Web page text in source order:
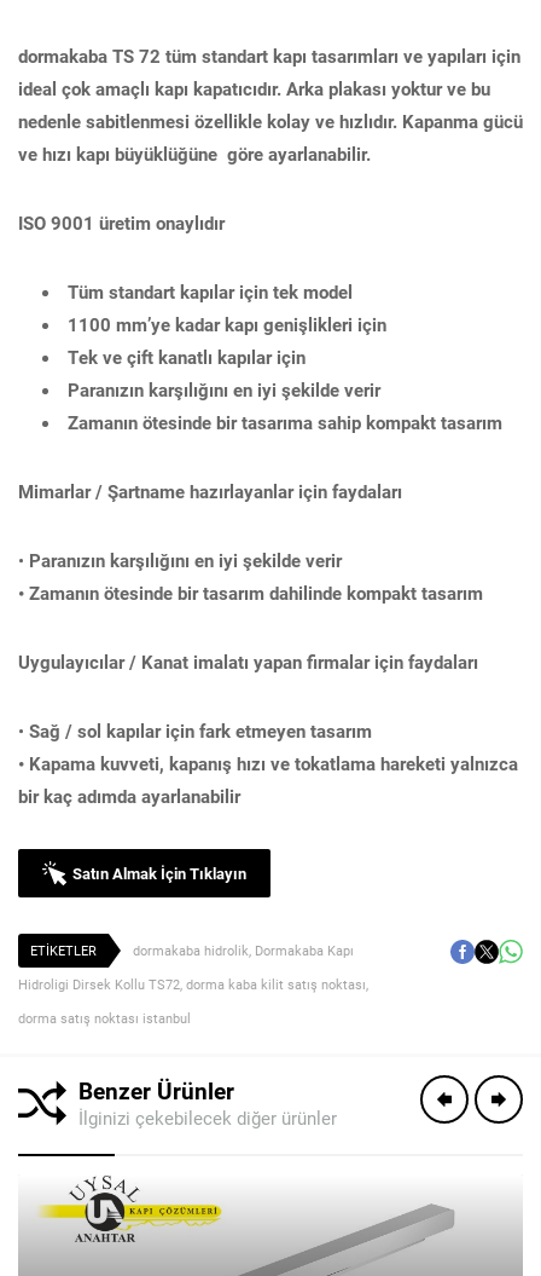
dormakaba TS 72 tüm standart kapı tasarımları ve yapıları için
ideal çok amaçlı kapı kapatıcıdır. Arka plakası yoktur ve bu
nedenle sabitlenmesi özellikle kolay ve hızlıdır. Kapanma gücü
ve hızı kapı büyüklüğüne göre ayarlanabilir.
ISO 9001 üretim onaylıdır
Tüm standart kapılar için tek model
1100 mm’ye kadar kapı genişlikleri için
Tek ve çift kanatlı kapılar için
Paranızın karşılığını en iyi şekilde verir
Zamanın ötesinde bir tasarıma sahip kompakt tasarım
Mimarlar / Şartname hazırlayanlar için faydaları
• Paranızın karşılığını en iyi şekilde verir
• Zamanın ötesinde bir tasarım dahilinde kompakt tasarım
Uygulayıcılar / Kanat imalatı yapan firmalar için faydaları
• Sağ / sol kapılar için fark etmeyen tasarım
• Kapama kuvveti, kapanış hızı ve tokatlama hareketi yalnızca
bir kaç adımda ayarlanabilir
Satın Almak İçin Tıklayın
ETİKETLER dormakaba hidrolik, Dormakaba Kapı
Hidroligi Dirsek Kollu TS72, dorma kaba kilit satış noktası,
dorma satış noktası istanbul
Benzer Ürünler
İlginizi çekebilecek diğer ürünler